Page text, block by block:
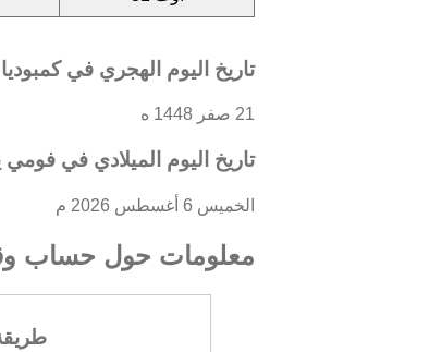
تاريخ اليوم الهجري في كمبوديا
21 صفر 1448 ه
تاريخ اليوم الميلادي في فومي
الخميس 6 أغسطس 2026 م
معلومات حول حساب